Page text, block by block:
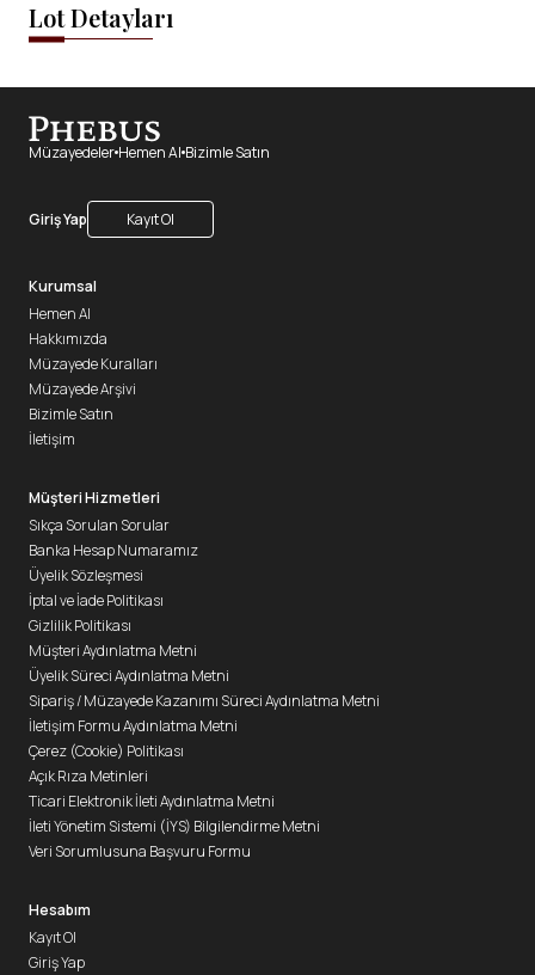
Lot Detayları
Müzayedeler Hemen Al Bizimle Satın
Giriş Yap Kayıt Ol
Kurumsal
Hemen Al
Hakkımızda
Müzayede Kuralları
Müzayede Arşivi
Bizimle Satın
İletişim
Müşteri Hizmetleri
Sıkça Sorulan Sorular
Banka Hesap Numaramız
Üyelik Sözleşmesi
İptal ve İade Politikası
Gizlilik Politikası
Müşteri Aydınlatma Metni
Üyelik Süreci Aydınlatma Metni
Sipariş / Müzayede Kazanımı Süreci Aydınlatma Metni
İletişim Formu Aydınlatma Metni
Çerez (Cookie) Politikası
Açık Rıza Metinleri
Ticari Elektronik İleti Aydınlatma Metni
İleti Yönetim Sistemi (İYS) Bilgilendirme Metni
Veri Sorumlusuna Başvuru Formu
Hesabım
Kayıt Ol
Giriş Yap